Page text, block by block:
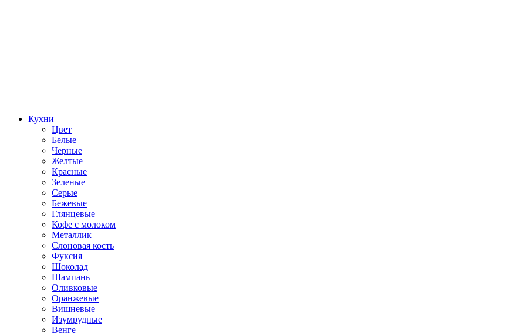
Кухни
Цвет
Белые
Черные
Желтые
Красные
Зеленые
Серые
Бежевые
Глянцевые
Кофе с молоком
Металлик
Слоновая кость
Фуксия
Шоколад
Шампань
Оливковые
Оранжевые
Вишневые
Изумрудные
Венге